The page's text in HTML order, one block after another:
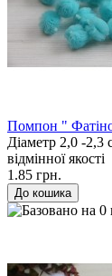
Помпон "
Діаметр 2,0 -2,3
відмінної
1.85 грн.